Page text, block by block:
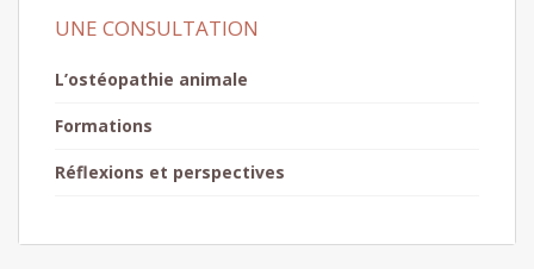
UNE CONSULTATION
L’ostéopathie animale
Formations
Réflexions et perspectives